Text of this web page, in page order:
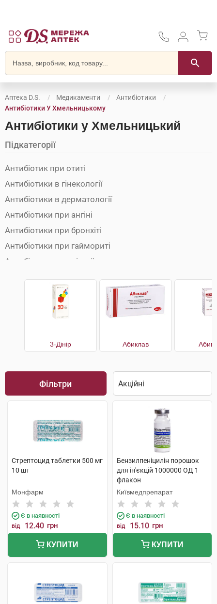
Аптека D.S. Медикаменти
Антибіотики
Антибіотики У Хмельницькому
Антибіотики у Хмельницький
Підкатегорії
Антибіотик при отиті
Антибіотики в гінекології
Антибіотики в дерматології
Антибіотики при ангіні
Антибіотики при бронхіті
Антибіотики при гаймориті
Антибіотики при діареї
Антибіотики при кишковій інфекції
Антибіотики при пієлонефриті
Антибіотики при пневмонії
Антибіотики широкого спектра
3-Дінір Абиклав
Фільтри
Стрептоцид таблетки 500 мг
10 шт
Монфарм
Є в наявності
від 12.40 грн
КУПИТИ
Бензилпеніцилін порошок
для ін'єкцій 1000000 ОД 1
флакон
Київмедпрепарат
Є в наявності
від 15.10 грн
КУПИТИ